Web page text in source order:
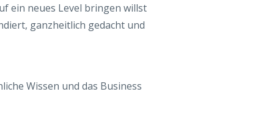
ein neues Level bringen willst
ganzheitlich gedacht und
Wissen und das Business